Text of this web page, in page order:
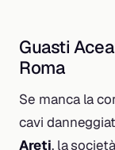
Guasti
Roma
Se manca la
cavi
Areti, la